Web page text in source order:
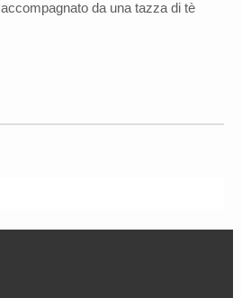
accompagnato da una tazza di tè